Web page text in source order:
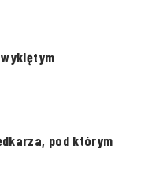
pod którym